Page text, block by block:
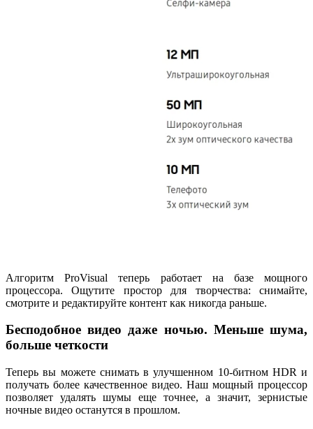
Алгоритм ProVisual теперь работает на базе мощного
процессора. Ощутите простор для творчества: снимайте,
смотрите и редактируйте контент как никогда раньше.
Бесподобное видео даже ночью. Меньше шума,
больше четкости
Теперь вы можете снимать в улучшенном 10-битном HDR и
получать более качественное видео. Наш мощный процессор
позволяет удалять шумы еще точнее, а значит, зернистые
ночные видео останутся в прошлом.